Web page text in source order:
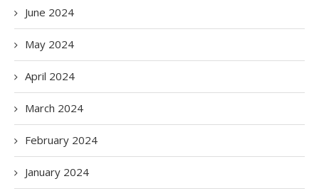
June 2024
May 2024
April 2024
March 2024
February 2024
January 2024